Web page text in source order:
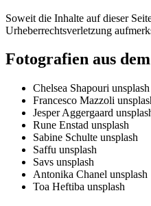
Soweit die Inhalte auf dieser
Urheberrechtsverletzung
Fotografien aus
Chelsea Shapouri unsplash
Francesco Mazzoli
Jesper Aggergaard
Rune Enstad unsplash
Sabine Schulte unsplash
Saffu unsplash
Savs unsplash
Antonika Chanel unsplash
Toa Heftiba unsplash